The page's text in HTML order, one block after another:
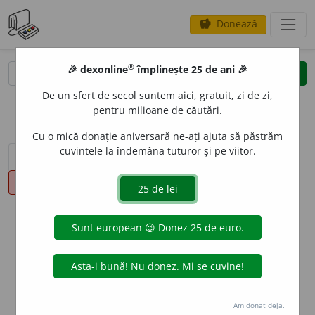
savings Donează
clear
opțiuni
sinteza definițiilor (1) definiții (18)
conjugări
info
Aceste definiții sunt compilate de
echipa dexonline. Definițiile
originale se află pe filadefiniții.
Puteți reordona filele pe pagina de
🎉 dexonline® împlinește 25 de ani 🎉
De un sfert de secol suntem aici, gratuit, zi de zi,
pentru milioane de căutări.
Cu o mică donație aniversară ne-ați ajuta să păstrăm
cuvintele la îndemâna tuturor și pe viitor.
Am donat deja.